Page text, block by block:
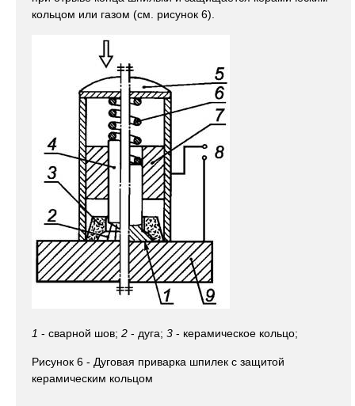
кольцом или газом (см. рисунок 6).
1 - сварной шов; 2 - дуга; 3 - керамическое кольцо;
Рисунок 6 - Дуговая приварка шпилек с защитой
керамическим кольцом